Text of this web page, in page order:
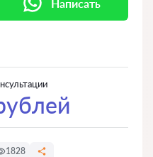
Написать
1828